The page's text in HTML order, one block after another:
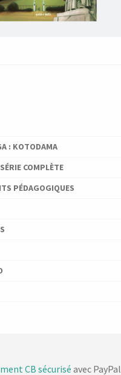
: KOTODAMA
COMPLÈTE
PÉDAGOGIQUES
CB sécurisé avec PayPal